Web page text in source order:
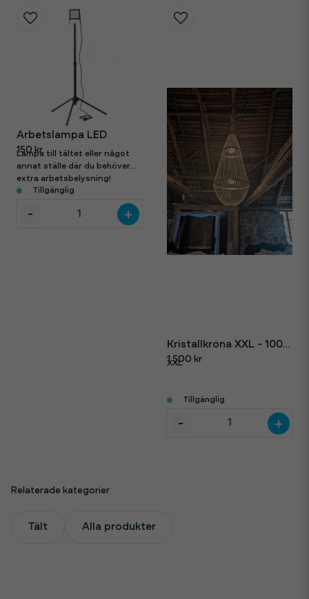
Arbetslampa LED
150 kr
Lampa till tältet eller något
annat ställe där du behöver
extra arbetsbelysning!
Perfekt vid Catering. Stativ
går att ta bort. IP54 20 W
1600 lm
Tillgänglig
- +
Kristallkrona XXL - 100cm i diameter
1 500 kr
XXL
Tillgänglig
- +
Relaterade kategorier
Tält Alla produkter